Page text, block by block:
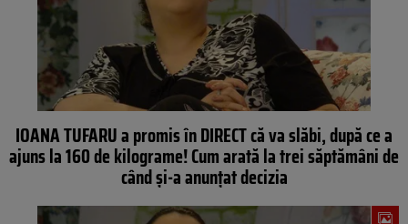
IOANA TUFARU a promis în DIRECT că va slăbi, după ce a
ajuns la 160 de kilograme! Cum arată la trei săptămâni de
când şi-a anunţat decizia